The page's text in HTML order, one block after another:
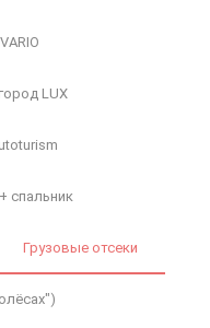
LUX
спальник
Грузовые отсеки